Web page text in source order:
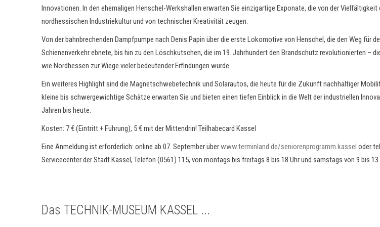
Innovationen. In den ehemaligen Henschel-Werkshallen erwarten Sie einzigartige Exponate, die von der Vielfältigkeit
nordhessischen Industriekultur und von technischer Kreativität zeugen.
Von der bahnbrechenden Dampfpumpe nach Denis Papin über die erste Lokomotive von Henschel, die den Weg für
Schienenverkehr ebnete, bis hin zu den Löschkutschen, die im 19. Jahrhundert den Brandschutz revolutionierten –
wie Nordhessen zur Wiege vieler bedeutender Erfindungen wurde.
Ein weiteres Highlight sind die Magnetschwebetechnik und Solarautos, die heute für die Zukunft nachhaltiger
kleine bis schwergewichtige Schätze erwarten Sie und bieten einen tiefen Einblick in die Welt der industriellen
Jahren bis heute.
Kosten: 7 € (Eintritt + Führung), 5 € mit der Mittendrin! Teilhabecard Kassel
Eine Anmeldung ist erforderlich: online ab 07. September überwww.terminland.de/seniorenprogramm.kassel oder
Servicecenter der Stadt Kassel, Telefon (0561) 115, von montags bis freitags 8 bis 18 Uhr und samstags von 9 bis 13
Das TECHNIK-MUSEUM KASSEL ...